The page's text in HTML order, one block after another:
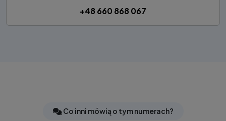
+48 660 868 067
Co inni mówią o tym numerach?